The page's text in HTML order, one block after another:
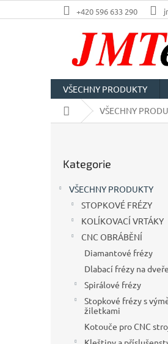
na
+420 596 633 290
VŠECHNY PRODUKTY
Domů VŠECHNY
kategorie
Kategorie
VŠECHNY PRODUKTY
STOPKOVÉ FRÉZY
KOLÍKOVACÍ VRTÁKY
CNC OBRÁBĚNÍ
Diamantové frézy
Dlabací frézy na dveře
Spirálové frézy
Stopkové frézy s
žiletkami
Kotouče pro CNC